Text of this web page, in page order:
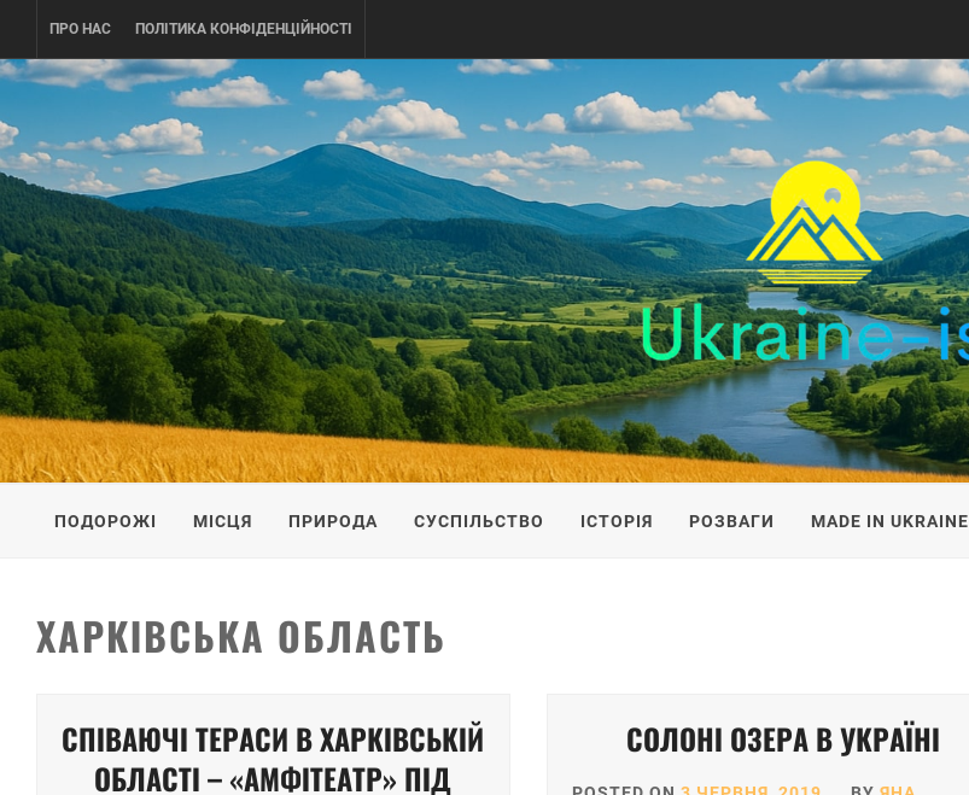
content
ПРО НАС ПОЛІТИКА КОНФІДЕНЦІЙНОСТІ
UKRAINE-IS
ПОДОРОЖI ПО УКРАЇНІ
ПОДОРОЖІ МІСЦЯ ПРИРОДА СУСПІЛЬСТВО ІСТОРІЯ РОЗВАГИ MADE IN UKRAINE
ХАРКІВСЬКА ОБЛАСТЬ
СПІВАЮЧІ ТЕРАСИ В ХАРКІВСЬКІЙ
ОБЛАСТІ – «АМФІТЕАТР» ПІД
СОЛОНІ ОЗЕРА В УКРАЇНІ